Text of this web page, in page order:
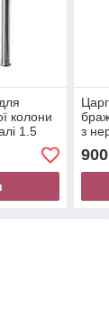
колони
1.5
550 мм
з
900